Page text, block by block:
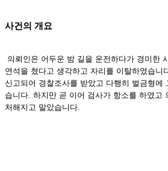
사건의 개요
의뢰인은 어두운 밤 길을 운전하다가 경미한
연석을 쳤다고 생각하고 자리를 이탈하였습니
신고되어 경찰조사를 받았고 다행히 벌금형에
습니다. 하지만 곧 이어 검사가 항소를 하였고
처해지고 말았습니다.